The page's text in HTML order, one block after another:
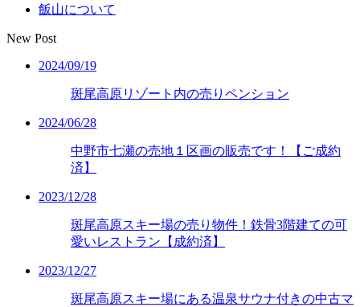
飯山について
New Post
2024/09/19
斑尾高原リゾート内の売りペンション
2024/06/28
中野市七瀬の売地１区画の販売です！【ご成約
済】
2023/12/28
斑尾高原スキー場の売り物件！鉄骨3階建ての可
愛いレストラン【成約済】
2023/12/27
斑尾高原スキー場にある温泉サウナ付きの中古マ